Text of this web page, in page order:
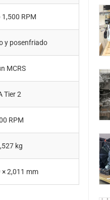
1,500 RPM
y posenfriado
MCRS
Tier 2
RPM
kg
× 2,011 mm